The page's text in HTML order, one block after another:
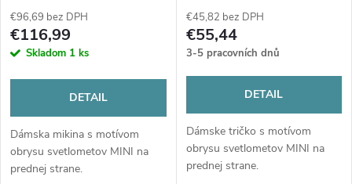
€96,69 bez DPH
€116,99
Skladom 1 ks
DETAIL
Dámska mikina s motívom
obrysu svetlometov MINI na
prednej strane.
€45,82 bez DPH
€55,44
3-5 pracovních dnů
DETAIL
Dámske tričko s motívom
obrysu svetlometov MINI na
prednej strane.